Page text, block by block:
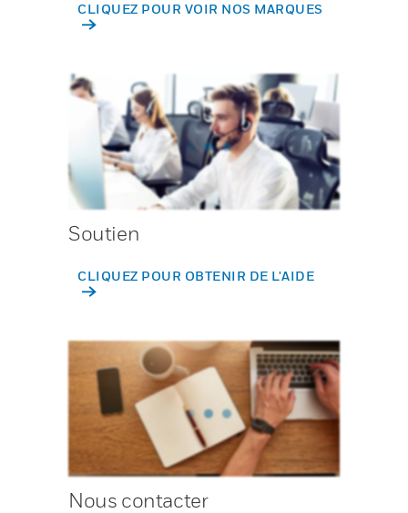
CLIQUEZ POUR VOIR NOS MARQUES
Soutien
CLIQUEZ POUR OBTENIR DE L'AIDE
Nous contacter